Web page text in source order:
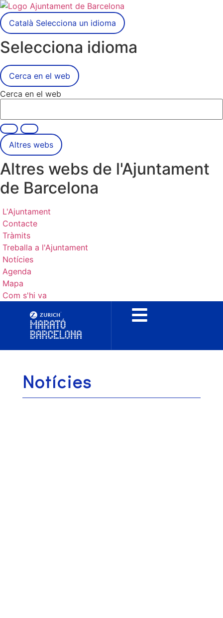
Català Selecciona un idioma
Selecciona idioma
Cerca en el web
Cerca en el web
Altres webs
Altres webs de l'Ajuntament
de Barcelona
L'Ajuntament
Contacte
Tràmits
Treballa a l'Ajuntament
Notícies
Agenda
Mapa
Com s'hi va
Notícies